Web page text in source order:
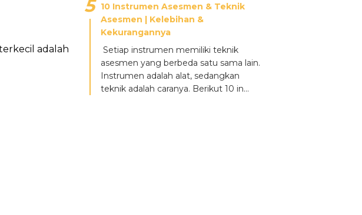
adalah
10 Instrumen Asesmen & Teknik
Asesmen | Kelebihan &
Kekurangannya
Setiap instrumen memiliki teknik
asesmen yang berbeda satu sama lain.
Instrumen adalah alat, sedangkan
teknik adalah caranya. Berikut 10 in...